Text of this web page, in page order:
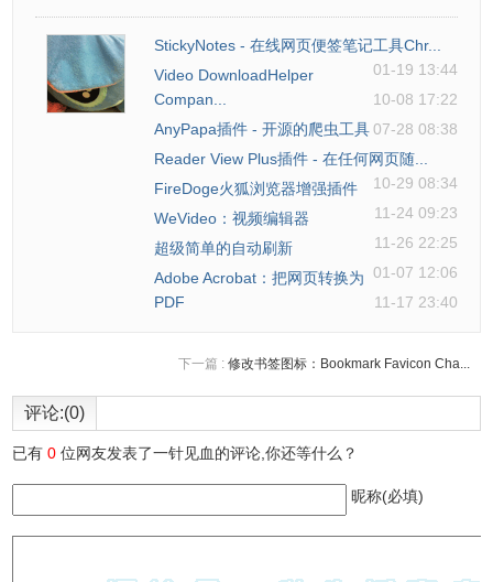
StickyNotes - 在线网页便签笔记工具Chr...
01-19 13:44
Video DownloadHelper
Compan...
10-08 17:22
AnyPapa插件 - 开源的爬虫工具07-28 08:38
Reader View Plus插件 - 在任何网页随...
10-29 08:34
FireDoge火狐浏览器增强插件
11-24 09:23
WeVideo：视频编辑器
11-26 22:25
超级简单的自动刷新
01-07 12:06
Adobe Acrobat：把网页转换为
PDF
11-17 23:40
下一篇 : 修改书签图标：Bookmark Favicon Cha...
评论:(0)
已有0 位网友发表了一针见血的评论,你还等什么？
昵称(必填)